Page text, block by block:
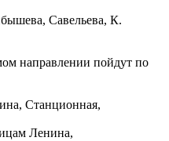
Савельева, К.
направлении пойдут по
Станционная,
Ленина,